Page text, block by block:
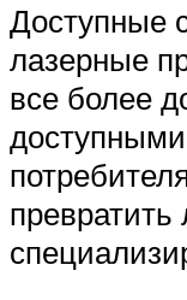
Доступные
лазерные
все более